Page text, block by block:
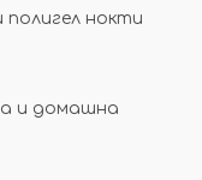
полигел нокти
и домашна